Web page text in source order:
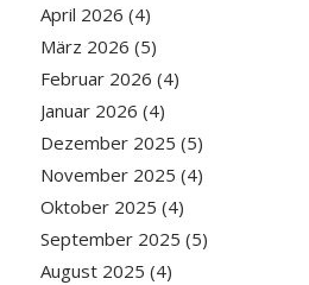
April 2026 (4)
März 2026 (5)
Februar 2026 (4)
Januar 2026 (4)
Dezember 2025 (5)
November 2025 (4)
Oktober 2025 (4)
September 2025 (5)
August 2025 (4)